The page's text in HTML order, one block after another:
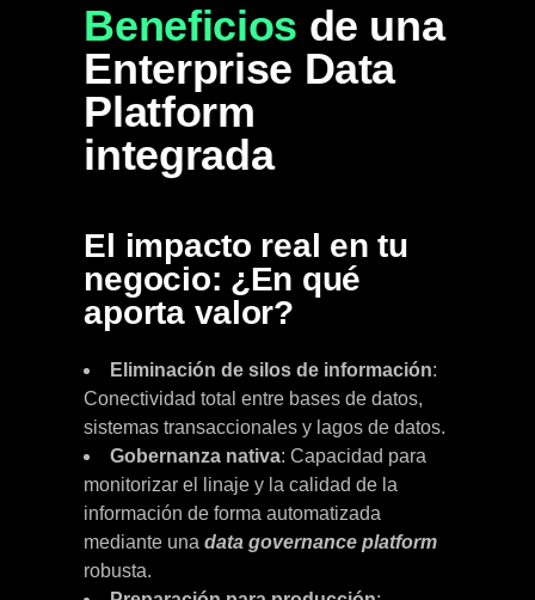
Beneficios de una
Enterprise Data
Platform
integrada
El impacto real en tu
negocio: ¿En qué
aporta valor?
Eliminación de silos de información:
Conectividad total entre bases de datos,
sistemas transaccionales y lagos de datos.
Gobernanza nativa: Capacidad para
monitorizar el linaje y la calidad de la
información de forma automatizada
mediante unadata governance platform
robusta.